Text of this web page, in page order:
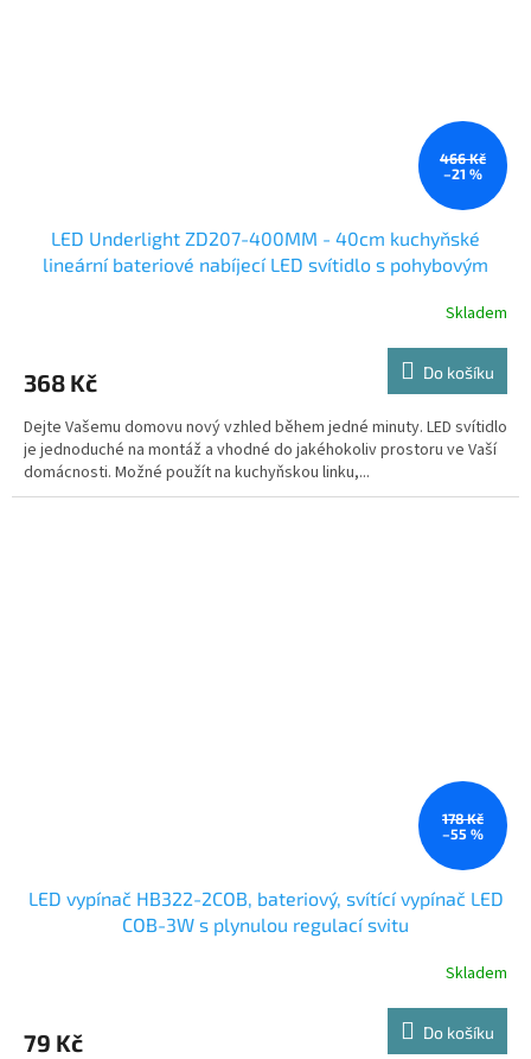
466 Kč
–21 %
LED Underlight ZD207-400MM - 40cm kuchyňské
lineární bateriové nabíjecí LED svítidlo s pohybovým
Skladem
368 Kč Do košíku
Dejte Vašemu domovu nový vzhled během jedné minuty. LED svítidlo
je jednoduché na montáž a vhodné do jakéhokoliv prostoru ve Vaší
domácnosti. Možné použít na kuchyňskou linku,...
178 Kč
–55 %
LED vypínač HB322-2COB, bateriový, svítící vypínač LED
COB-3W s plynulou regulací svitu
Skladem
79 Kč Do košíku